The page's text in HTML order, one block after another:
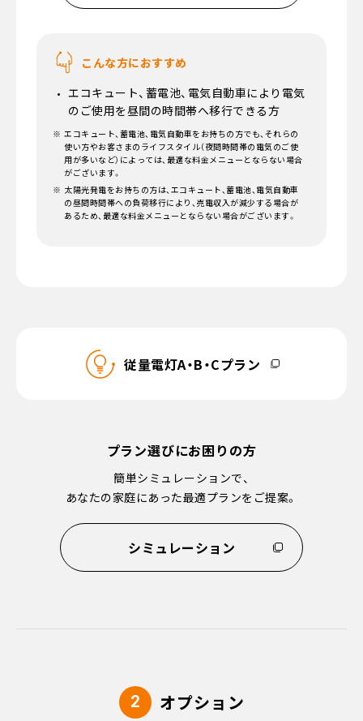
こんな方におすすめ
エコキュート、蓄電池、電気自動車により電気
のご使用を昼間の時間帯へ移行できる方
エコキュート、蓄電池、電気自動車をお持ちの方でも、それらの
使い方やお客さまのライフスタイル（夜間時間帯の電気のご使
用が多いなど）によっては、最適な料金メニューとならない場合
がございます。
太陽光発電をお持ちの方は、エコキュート、蓄電池、電気自動車
の昼間時間帯への負荷移行により、売電収入が減少する場合が
あるため、最適な料金メニューとならない場合がございます。
従量電灯A・B・Cプラン
プラン選びにお困りの方
簡単シミュレーションで、
あなたの家庭にあった最適プランをご提案。
シミュレーション
2 オプション